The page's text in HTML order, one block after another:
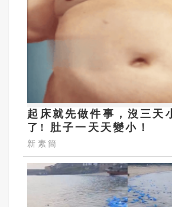
起床就先做件事，沒三天
了! 肚子一天天變小！
新素簡